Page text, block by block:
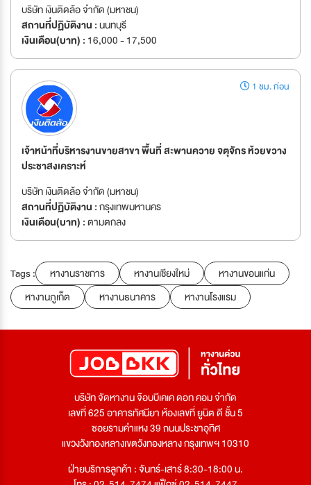
บริษัท เงินติดล้อ จำกัด (มหาชน)
สถานที่ปฏิบัติงาน :นนทบุรี
เงินเดือน(บาท) : 16,000 - 17,500
1 ชม. ก่อน
เจ้าหน้าที่บริหารงานขายสาขา พื้นที่ สะพานควาย จตุจักร ห้วยขวาง
ประชาสงเคราะห์
บริษัท เงินติดล้อ จำกัด (มหาชน)
สถานที่ปฏิบัติงาน :กรุงเทพมหานคร
เงินเดือน(บาท) :ตามตกลง
Tags : หางานราชการ หางานเชียงใหม่
หางานขอนแก่น
หางานภูเก็ต
หางานธนาคาร หางานโรงแรม
บริษัท จัดหางาน จ๊อบบีเคเค ดอท คอม จำกัด
เลขที่ 625 อาคารทัศนียา ห้องเลขที่ ยูนิต ดี ชั้น 5
ซอยรามคำแหง 39 ถนนประชาอุทิศ
แขวงวังทองหลางเขตวังทองหลาง กรุงเทพฯ 10310
ฝ่ายบริการลูกค้า : จันทร์-เสาร์ 8:30-18:00 น.